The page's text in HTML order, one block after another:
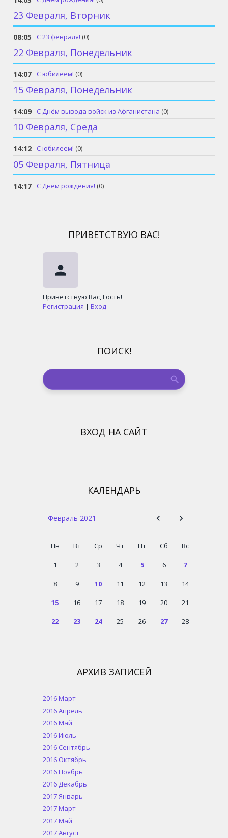
23 Февраля, Вторник
08:05 С 23 февраля! (0)
22 Февраля, Понедельник
14:07 С юбилеем! (0)
15 Февраля, Понедельник
14:09 С Днём вывода войск из Афганистана (0)
10 Февраля, Среда
14:12 С юбилеем! (0)
05 Февраля, Пятница
14:17 С Днем рождения! (0)
ПРИВЕТСТВУЮ ВАС!
person
Приветствую Вас,Гость!
Регистрация | Вход
ПОИСК!
ВХОД НА САЙТ
КАЛЕНДАРЬ
Февраль 2021
Пн Вт Ср Чт Пт Сб Вс
1 2 3 4 5 6 7
8 9 10 11 12 13 14
15 16 17 18 19 20 21
22 23 24 25 26 27 28
АРХИВ ЗАПИСЕЙ
2016 Март
2016 Апрель
2016 Май
2016 Июль
2016 Сентябрь
2016 Октябрь
2016 Ноябрь
2016 Декабрь
2017 Январь
2017 Март
2017 Май
2017 Август